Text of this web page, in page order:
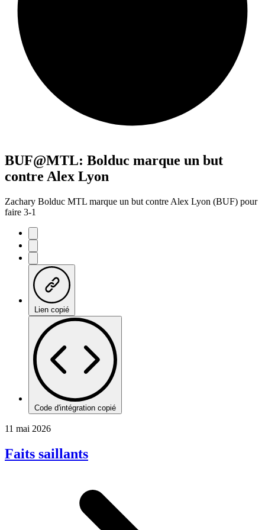
BUF@MTL: Bolduc marque un but
contre Alex Lyon
Zachary Bolduc MTL marque un but contre Alex Lyon (BUF) pour
faire 3-1
Lien copié
Code d'intégration copié
11 mai 2026
Faits saillants